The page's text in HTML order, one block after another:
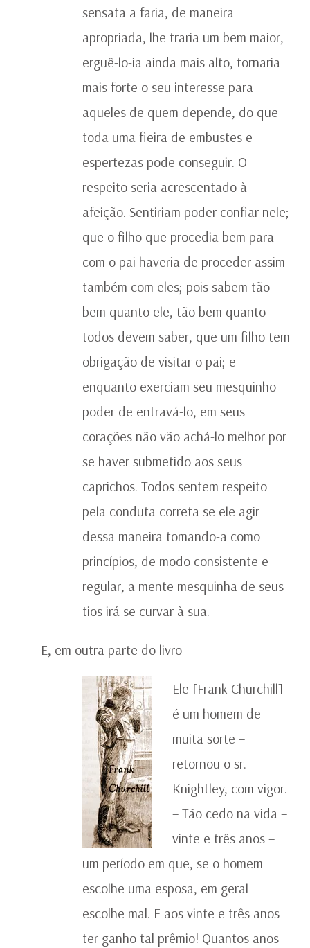
sensata a faria, de maneira
apropriada, lhe traria um bem maior,
erguê-lo-ia ainda mais alto, tornaria
mais forte o seu interesse para
aqueles de quem depende, do que
toda uma fieira de embustes e
espertezas pode conseguir. O
respeito seria acrescentado à
afeição. Sentiriam poder confiar nele;
que o filho que procedia bem para
com o pai haveria de proceder assim
também com eles; pois sabem tão
bem quanto ele, tão bem quanto
todos devem saber, que um filho tem
obrigação de visitar o pai; e
enquanto exerciam seu mesquinho
poder de entravá-lo, em seus
corações não vão achá-lo melhor por
se haver submetido aos seus
caprichos. Todos sentem respeito
pela conduta correta se ele agir
dessa maneira tomando-a como
princípios, de modo consistente e
regular, a mente mesquinha de seus
tios irá se curvar à sua.
E, em outra parte do livro
Ele [Frank Churchill]
é um homem de
muita sorte –
retornou o sr.
Knightley, com vigor.
– Tão cedo na vida –
vinte e três anos –
um período em que, se o homem
escolhe uma esposa, em geral
escolhe mal. E aos vinte e três anos
ter ganho tal prêmio! Quantos anos